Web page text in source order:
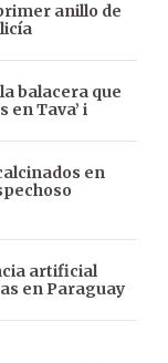
anillo de
balacera que
en Tava’ i
en
artificial
en Paraguay